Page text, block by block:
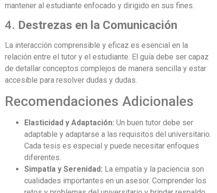
mantener al estudiante enfocado y dirigido en sus fines.
4. Destrezas en la Comunicación
La interacción comprensible y eficaz es esencial en la
relación entre el tutor y el estudiante. El guía debe ser capaz
de detallar conceptos complejos de manera sencilla y estar
accesible para resolver dudas y dudas.
Recomendaciones Adicionales
Elasticidad y Adaptación: Un buen tutor debe ser
adaptable y adaptarse a las requisitos del universitario.
Cada tesis es especial y puede necesitar enfoques
diferentes.
Simpatía y Serenidad: La empatía y la paciencia son
cualidades importantes en un asesor. Comprender los